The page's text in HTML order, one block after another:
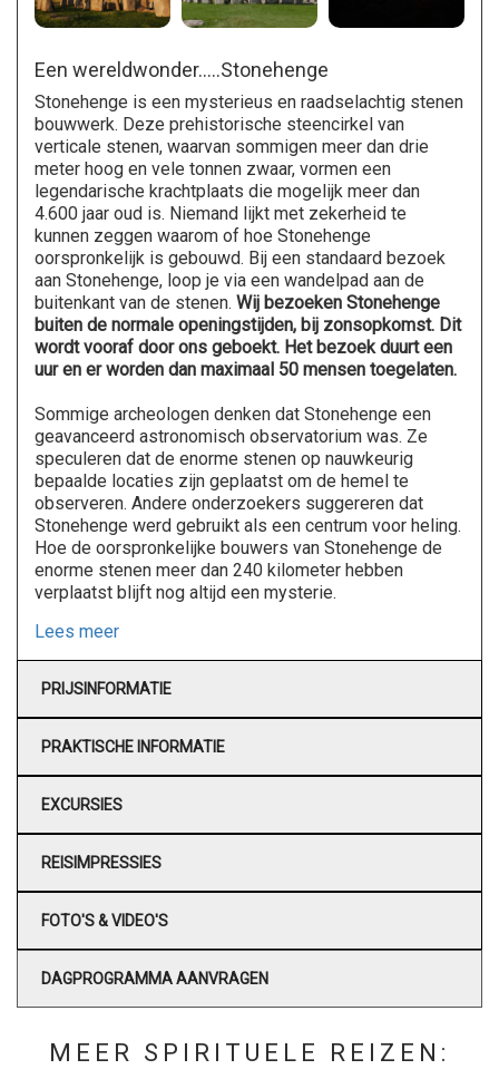
Een wereldwonder.....Stonehenge
Stonehenge is een mysterieus en raadselachtig stenen
bouwwerk. Deze prehistorische steencirkel van
verticale stenen, waarvan sommigen meer dan drie
meter hoog en vele tonnen zwaar, vormen een
legendarische krachtplaats die mogelijk meer dan
4.600 jaar oud is. Niemand lijkt met zekerheid te
kunnen zeggen waarom of hoe Stonehenge
oorspronkelijk is gebouwd. Bij een standaard bezoek
aan Stonehenge, loop je via een wandelpad aan de
buitenkant van de stenen. Wij bezoeken Stonehenge
buiten de normale openingstijden, bij zonsopkomst. Dit
wordt vooraf door ons geboekt. Het bezoek duurt een
uur en er worden dan maximaal 50 mensen toegelaten.
Sommige archeologen denken dat Stonehenge een
geavanceerd astronomisch observatorium was. Ze
speculeren dat de enorme stenen op nauwkeurig
bepaalde locaties zijn geplaatst om de hemel te
observeren. Andere onderzoekers suggereren dat
Stonehenge werd gebruikt als een centrum voor heling.
Hoe de oorspronkelijke bouwers van Stonehenge de
enorme stenen meer dan 240 kilometer hebben
verplaatst blijft nog altijd een mysterie.
Lees meer
PRIJSINFORMATIE
PRAKTISCHE INFORMATIE
EXCURSIES
REISIMPRESSIES
FOTO'S & VIDEO'S
DAGPROGRAMMA AANVRAGEN
MEER SPIRITUELE REIZEN: